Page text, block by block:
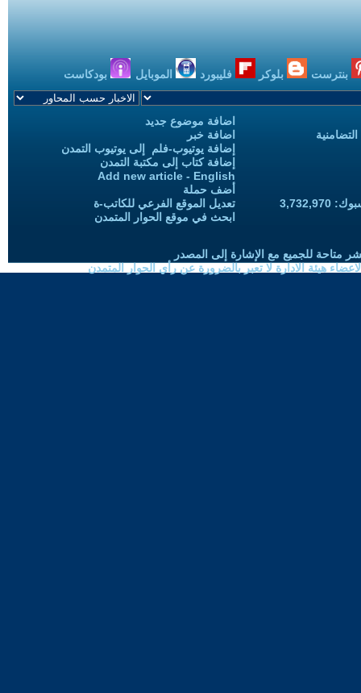
بنترست بلوكر فليبورد الموبايل بودكاست
اضافة موضوع جديد
اضافة خبر
إضافة يوتيوب-فلم إلى يوتيوب التمدن
إضافة كتاب إلى مكتبة التمدن
Add new article - English
أضف حملة
تعديل الموقع الفرعي للكاتب-ة
ابحث في موقع الحوار المتمدن
متاحة للجميع مع الإشارة إلى المصدر
هيئة الادارة لا تعبر بالضرورة عن رأي الحوار المتمدن